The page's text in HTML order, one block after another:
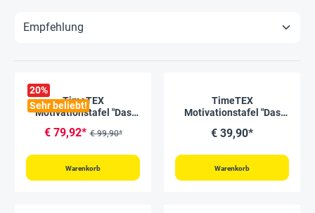
20%
Sehr beliebt!
TimeTEX
Motivationstafel "Das
€ 79,92* € 99,90*
Warenkorb
TimeTEX
Motivationstafel "Das
Gruppe/Familie
€ 39,90*
Warenkorb